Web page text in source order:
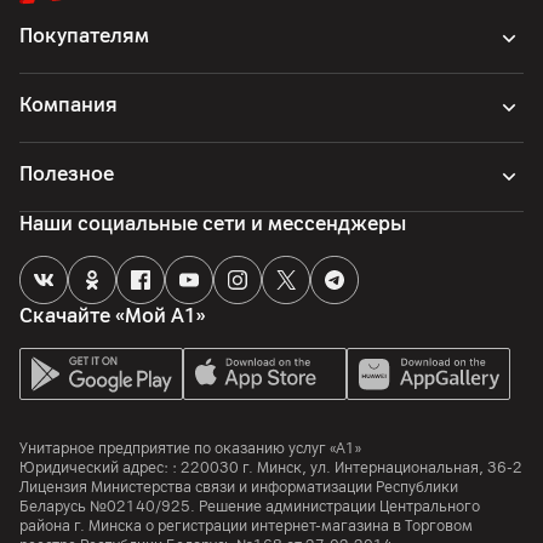
Покупателям
Компания
Полезное
Скачайте «Мой А1»
Наши социальные сети и мессенджеры
Унитарное предприятие по оказанию услуг «А1»
Юридический адрес: : 220030 г. Минск, ул. Интернациональная, 36-2
Лицензия Министерства связи и информатизации Республики
Беларусь №02140/925. Решение администрации Центрального
района г. Минска о регистрации интернет-магазина в Торговом